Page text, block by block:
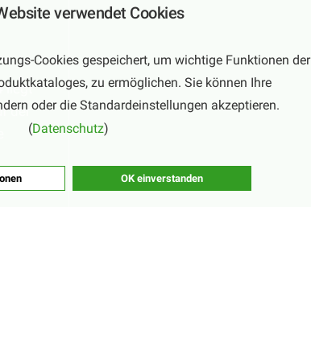
liegt
der
verwendet Cookies
Cookies gespeichert, um wichtige Funktionen der
zu ermöglichen. Sie können Ihre
oder die Standardeinstellungen akzeptieren.
(Datenschutz)
OK einverstanden